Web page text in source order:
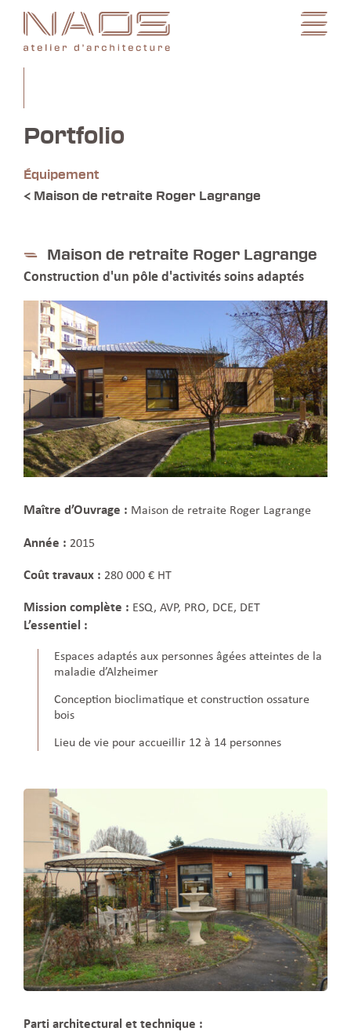
Portfolio
Équipement
< Maison de retraite Roger Lagrange
Maison de retraite Roger Lagrange
Construction d'un pôle d'activités soins adaptés
Maître d’Ouvrage : Maison de retraite Roger Lagrange
Année : 2015
Coût travaux : 280 000 € HT
Mission complète : ESQ, AVP, PRO, DCE, DET
L’essentiel :
Espaces adaptés aux personnes âgées atteintes de la
maladie d’Alzheimer
Conception bioclimatique et construction ossature
bois
Lieu de vie pour accueillir 12 à 14 personnes
Parti architectural et technique :